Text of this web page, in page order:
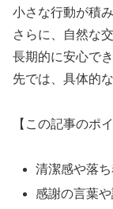
小さな行動が積
さらに、自然な
長期的に安心で
先では、具体的
【この記事のポ
清潔感や落
感謝の言葉